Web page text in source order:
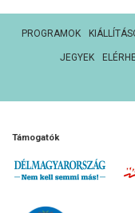
PROGRAMOK
JEGYEK
Támogatók